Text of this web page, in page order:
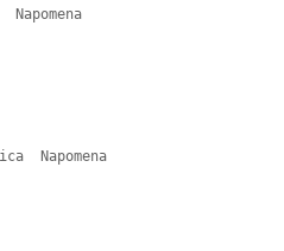
Napomena
Napomena